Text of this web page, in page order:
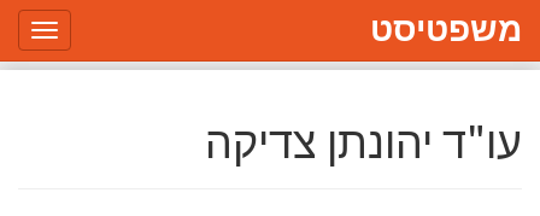
משפטיסט
עו"ד יהונתן צדיקה